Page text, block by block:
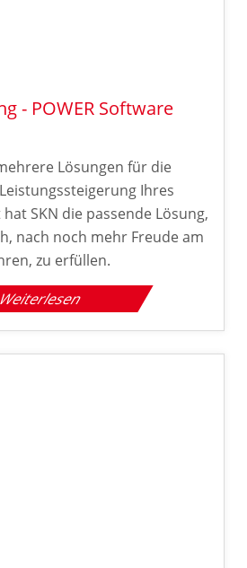
- POWER Software
Lösungen für die
Ihres
SKN die passende Lösung,
nach noch mehr Freude am
zu erfüllen.
Weiterlesen